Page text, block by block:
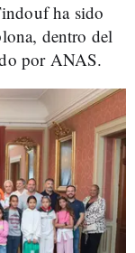
ha sido
dentro del
por ANAS.